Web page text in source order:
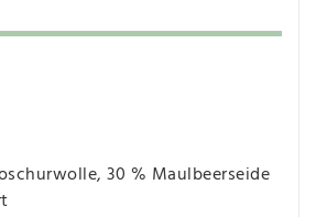
30 % Maulbeerseide